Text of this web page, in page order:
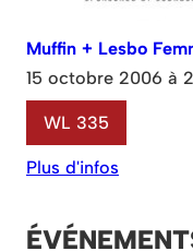
Muffin + Lesbo
15 octobre 2006 à
WL 335
Plus d'infos